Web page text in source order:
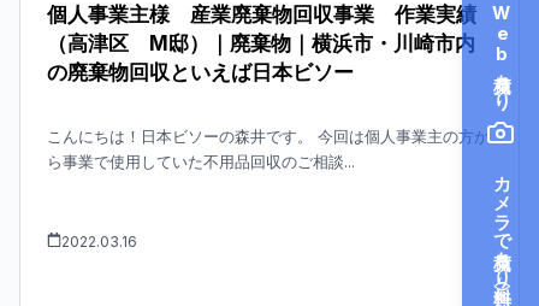
個人事業主様 産業廃棄物回収事業 作業実績
（高津区 M邸）｜廃棄物｜横浜市・川崎市内
の廃棄物回収といえば日本ビソー
こんにちは！日本ビソーの森井です。 今回は個人事業主の方か
ら事業で使用していた不用品回収のご相談...
2022.03.16
Web見積もり
カメラで見積もり（無料）